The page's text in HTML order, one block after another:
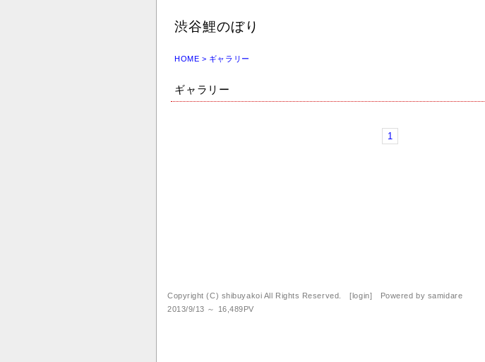
渋谷鯉のぼり
HOME > ギャラリー
ギャラリー
1
Copyright (C) shibuyakoi All Rights Reserved. [login] Powered by samidare
2013/9/13 ～ 16,489PV